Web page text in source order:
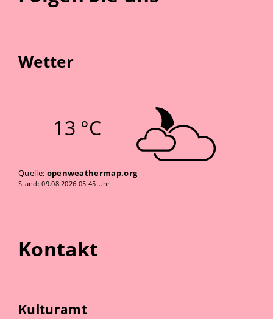
Wetter
13 °C
Quelle: openweathermap.org
Stand: 09.08.2026 05:45 Uhr
Kontakt
Kulturamt